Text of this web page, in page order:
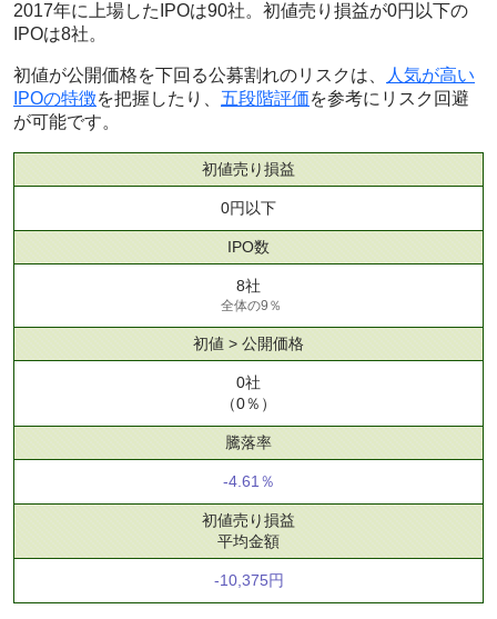
2017年に上場したIPOは90社。初値売り損益が0円以下の
IPOは8社。
初値が公開価格を下回る公募割れのリスクは、
人気が高い
IPOの特徴を把握したり、 五段階評価を参考にリスク回避
が可能です。
初値売り損益
0円以下
IPO数
8社
全体の9％
初値 > 公開価格
0社
（0％）
騰落率
-4.61％
初値売り損益
平均金額
-10,375円